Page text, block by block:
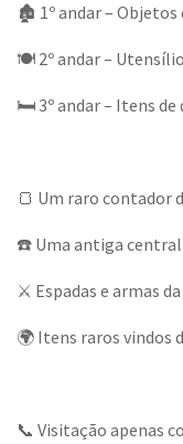
🏚️ 1º andar – Objetos
🍽️ 2º andar –
🛏️ 3º andar – Itens de
🍞 Um raro contador
☎️ Uma antiga
⚔️ Espadas e armas
🌍 Itens raros vindos
📞 Visitação apenas